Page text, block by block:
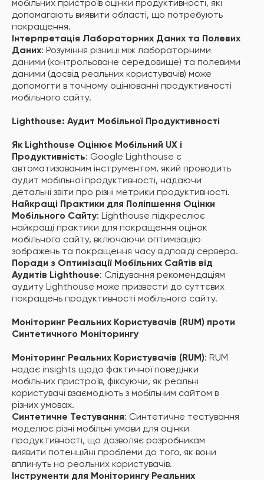
мобільних пристроїв оцінки продуктивності, які
допомагають виявити області, що потребують
покращення.
Інтерпретація Лабораторних Даних та Полевих
Даних: Розуміння різниці між лабораторними
даними (контрольоване середовище) та полевими
даними (досвід реальних користувачів) може
допомогти в точному оцінюванні продуктивності
мобільного сайту.
Lighthouse: Аудит Мобільної Продуктивності
Як Lighthouse Оцінює Мобільний UX і
Продуктивність: Google Lighthouse є
автоматизованим інструментом, який проводить
аудит мобільної продуктивності, надаючи
детальні звіти про різні метрики продуктивності.
Найкращі Практики для Поліпшення Оцінки
Мобільного Сайту: Lighthouse підкреслює
найкращі практики для покращення оцінок
мобільного сайту, включаючи оптимізацію
зображень та покращення часу відповіді сервера.
Поради з Оптимізації Мобільних Сайтів від
Аудитів Lighthouse: Слідування рекомендаціям
аудиту Lighthouse може призвести до суттєвих
покращень продуктивності мобільного сайту.
Моніторинг Реальних Користувачів (RUM) проти
Синтетичного Моніторингу
Моніторинг Реальних Користувачів (RUM): RUM
надає insights щодо фактичної поведінки
мобільних пристроїв, фіксуючи, як реальні
користувачі взаємодіють з мобільним сайтом в
різних умовах.
Синтетичне Тестування: Синтетичне тестування
моделює різні мобільні умови для оцінки
продуктивності, що дозволяє розробникам
виявити потенційні проблеми до того, як вони
вплинуть на реальних користувачів.
Інструменти для Моніторингу Реальних